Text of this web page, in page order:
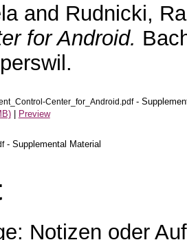
and Rudnicki,
for Android.
Center_for_Android.pdf-
| Preview
- Supplemental Material
Notizen oder